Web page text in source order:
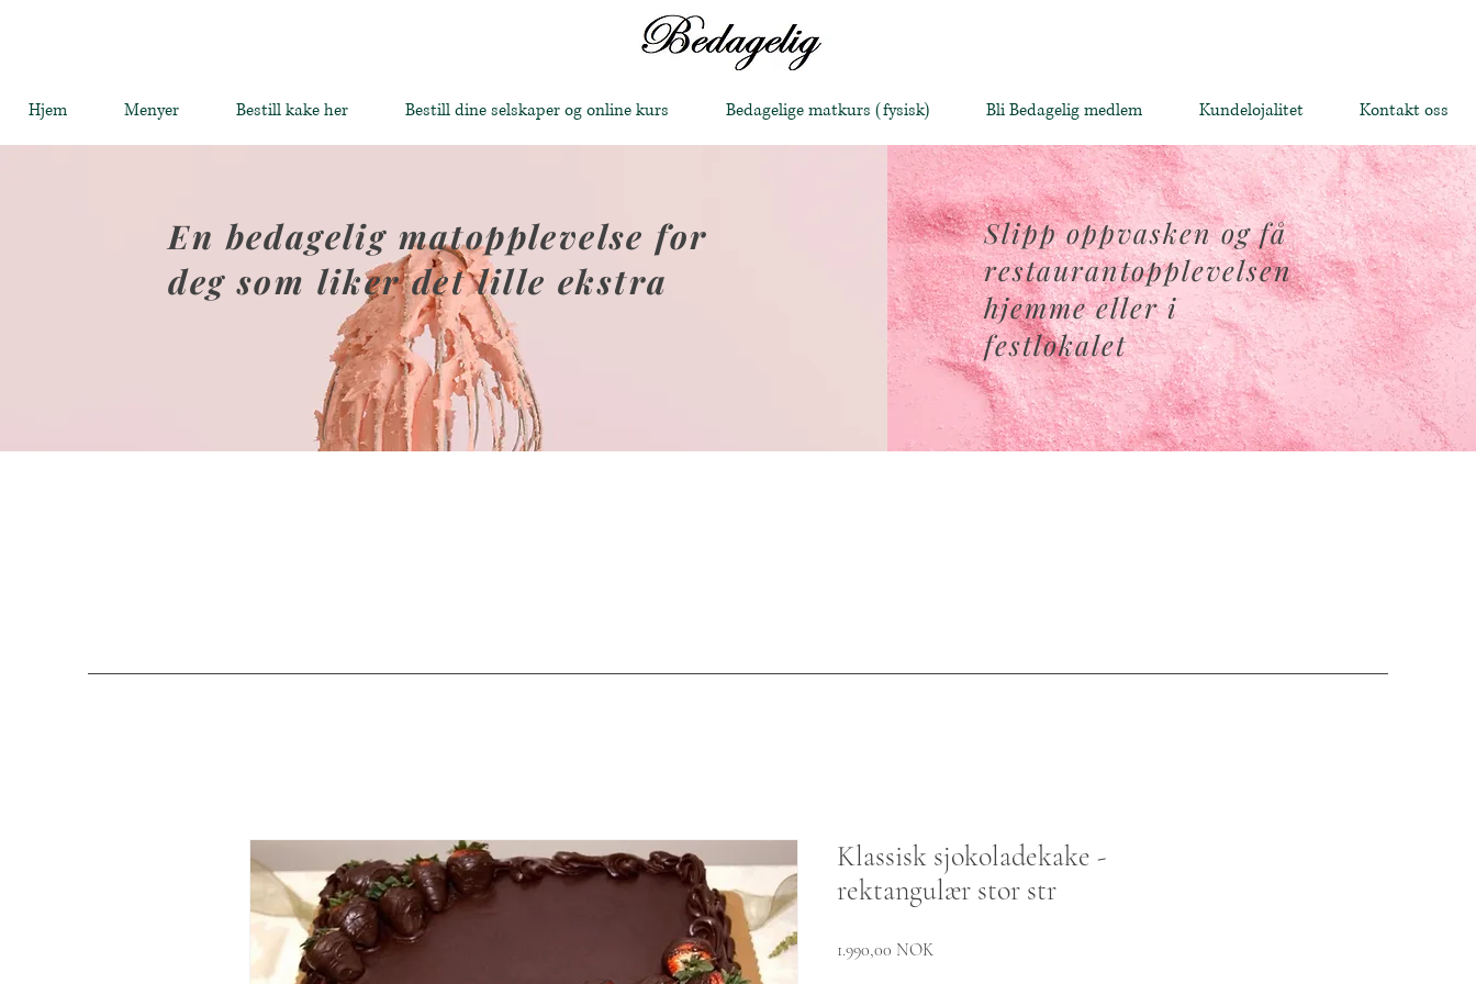
Hjem Menyer Bestill kake her Bestill dine selskaper og online kurs Bedagelige matkurs (fysisk) Bli Bedagelig medlem Kundelojalitet Kontakt oss
En bedagelig matopplevelse for
deg som liker det lille ekstra
Slipp oppvasken og få
restaurantopplevelsen
hjemme eller i
festlokalet
Klassisk sjokoladekake -
rektangulær stor str
1.990,00 NOKPreis